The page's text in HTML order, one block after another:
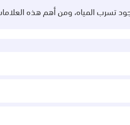
تسرب المياه، ومن أهم هذه